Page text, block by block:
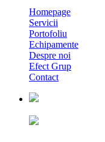
Homepage
Servicii
Portofoliu
Echipamente
Despre noi
Efect Grup
Contact